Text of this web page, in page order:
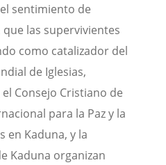
sentimiento de
las supervivientes
como catalizador del
de Iglesias,
Consejo Cristiano de
para la Paz y la
en Kaduna, y la
Kaduna organizan